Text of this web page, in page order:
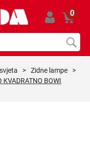
0
> zidne lampe
>
KVADRATNO BOWI